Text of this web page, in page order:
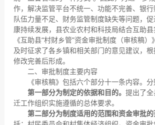
作，解决监管平台不统一、功能不完善、银
队伍力量不足、财务监管制度缺失等问题，
康持续发展，县农业农村和科技局结合互助
《互助县“村财乡管”资金审批制度（审核稿）
及时征求了各乡镇和相关部门的意见建议，
修改完善后形成。
二、审批制度主要内容
《审核稿》包括六个部分十一条内容。分
第一部分为制定的依据和目的。 提出了
迁工作组织实施遵循的总体要求。
第二部分为制度适用的范围和资金审批